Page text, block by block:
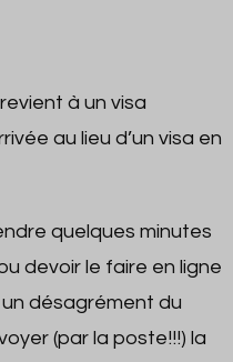
à un visa
au lieu d’un visa en
quelques minutes
devoir le faire en ligne
désagrément du
(par la poste!!!) la